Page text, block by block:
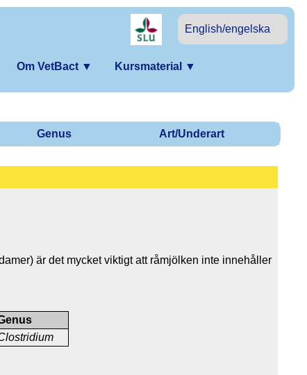
English/engelska
Om VetBact ▼ Kursmaterial ▼
Genus Art/Underart
är det mycket viktigt att råmjölken inte innehåller